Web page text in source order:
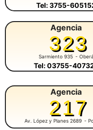
Tel: 3755-
Agencia
323
Sarmiento 935 - Oberá
Tel: 03755-
Agencia
217
Av. López y Planes 2689 -